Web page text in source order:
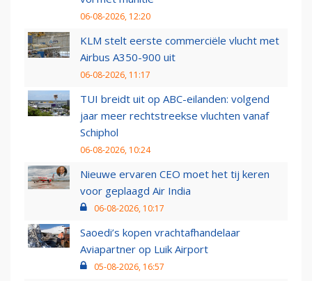
06-08-2026, 12:20
KLM stelt eerste commerciële vlucht met
Airbus A350-900 uit
06-08-2026, 11:17
TUI breidt uit op ABC-eilanden: volgend
jaar meer rechtstreekse vluchten vanaf
Schiphol
06-08-2026, 10:24
Nieuwe ervaren CEO moet het tij keren
voor geplaagd Air India
06-08-2026, 10:17
Saoedi’s kopen vrachtafhandelaar
Aviapartner op Luik Airport
05-08-2026, 16:57